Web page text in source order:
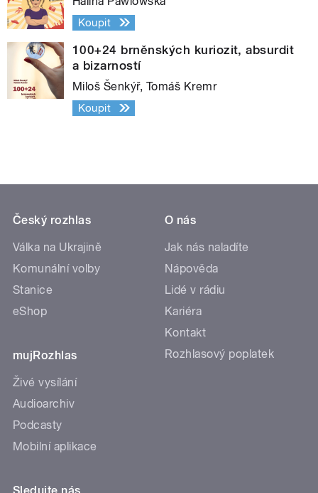
Koupit
100+24 brněnských kuriozit, absurdit
a bizarností
Miloš Šenkýř, Tomáš Kremr
Koupit
Český rozhlas
Válka na Ukrajině
Komunální volby
Stanice
eShop
mujRozhlas
Živé vysílání
Audioarchiv
Podcasty
Mobilní aplikace
O nás
Jak nás naladíte
Nápověda
Lidé v rádiu
Kariéra
Kontakt
Rozhlasový poplatek
Sledujte nás